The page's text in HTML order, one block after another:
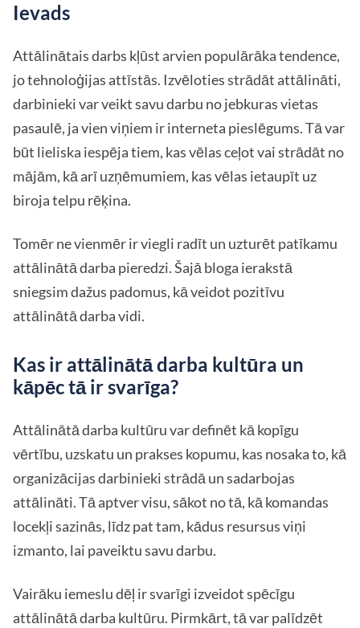
Ievads
Attālinātais darbs kļūst arvien populārāka tendence,
jo tehnoloģijas attīstās. Izvēloties strādāt attālināti,
darbinieki var veikt savu darbu no jebkuras vietas
pasaulē, ja vien viņiem ir interneta pieslēgums. Tā var
būt lieliska iespēja tiem, kas vēlas ceļot vai strādāt no
mājām, kā arī uzņēmumiem, kas vēlas ietaupīt uz
biroja telpu rēķina.
Tomēr ne vienmēr ir viegli radīt un uzturēt patīkamu
attālinātā darba pieredzi. Šajā bloga ierakstā
sniegsim dažus padomus, kā veidot pozitīvu
attālinātā darba vidi.
Kas ir attālinātā darba kultūra un
kāpēc tā ir svarīga?
Attālinātā darba kultūru var definēt kā kopīgu
vērtību, uzskatu un prakses kopumu, kas nosaka to, kā
organizācijas darbinieki strādā un sadarbojas
attālināti. Tā aptver visu, sākot no tā, kā komandas
locekļi sazinās, līdz pat tam, kādus resursus viņi
izmanto, lai paveiktu savu darbu.
Vairāku iemeslu dēļ ir svarīgi izveidot spēcīgu
attālinātā darba kultūru. Pirmkārt, tā var palīdzēt